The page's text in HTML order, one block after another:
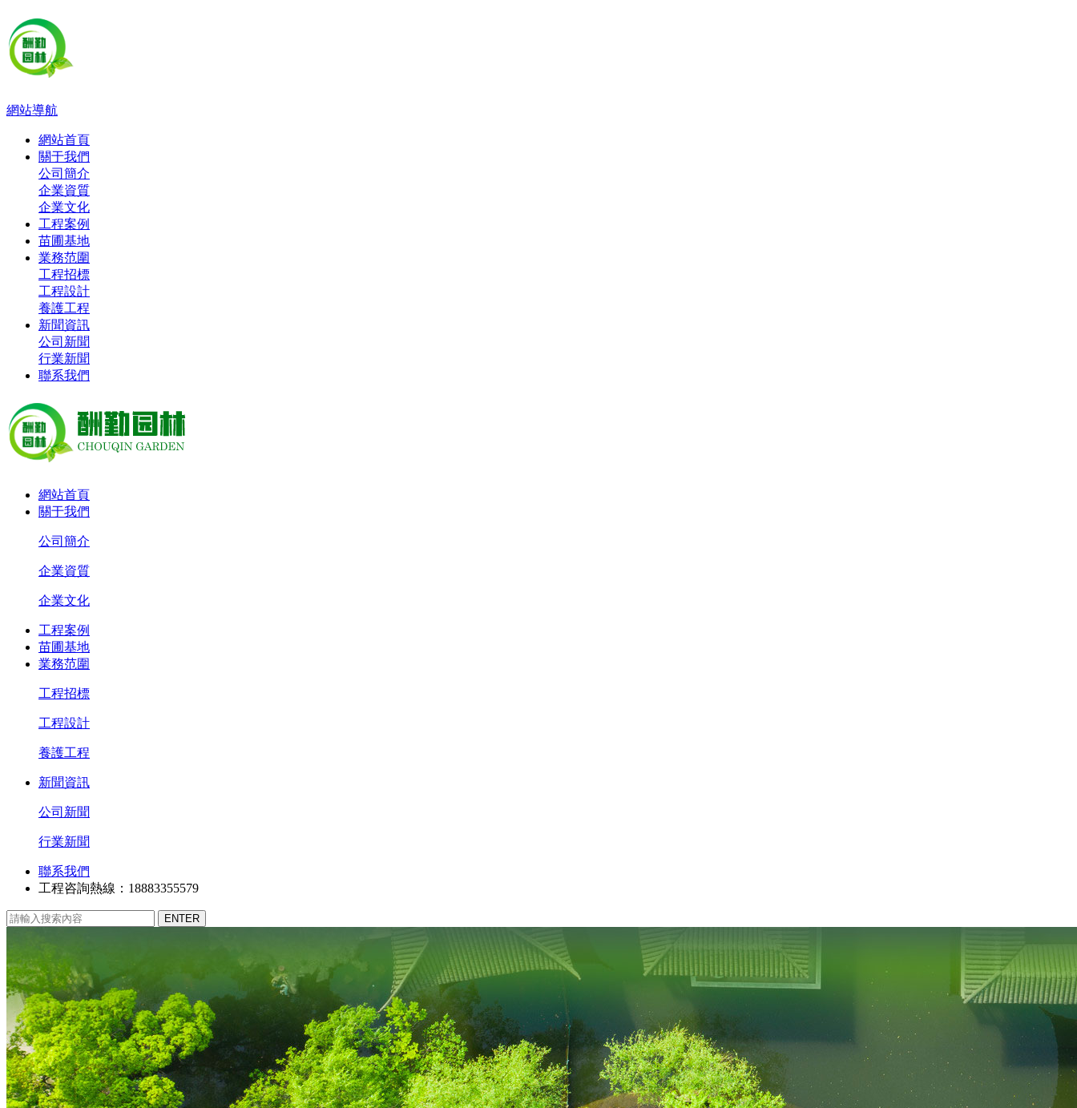
網站導航
網站首頁
關于我們
公司簡介
企業資質
企業文化
工程案例
苗圃基地
業務范圍
工程招標
工程設計
養護工程
新聞資訊
公司新聞
行業新聞
聯系我們
網站首頁
關于我們
公司簡介
企業資質
企業文化
工程案例
苗圃基地
業務范圍
工程招標
工程設計
養護工程
新聞資訊
公司新聞
行業新聞
聯系我們
工程咨詢熱線：18883355579